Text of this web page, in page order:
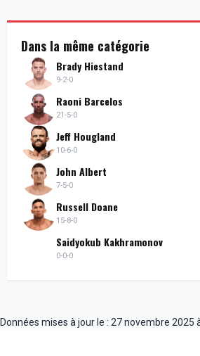
Dans la même catégorie
Brady Hiestand
9-2-0
Raoni Barcelos
21-5-0
Jeff Hougland
10-6-0
John Albert
7-5-0
Russell Doane
15-8-0
Saidyokub Kakhramonov
0-0-0
Données mises à jour le : 27 novembre 2025